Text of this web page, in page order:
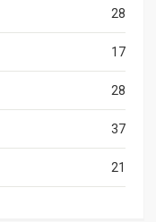
28
17
28
37
21